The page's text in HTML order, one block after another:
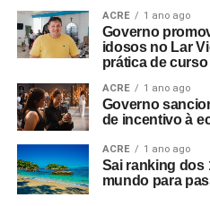
ACRE 1 ano ago
Governo
idosos no Lar
prática de
ACRE 1 ano ago
Governo
de incentivo à
ACRE 1 ano ago
Sai ranking dos
mundo para